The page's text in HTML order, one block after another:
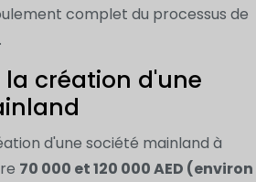
complet du processus de
création d'une
d'une société mainland à
70 000 et 120 000 AED (environ